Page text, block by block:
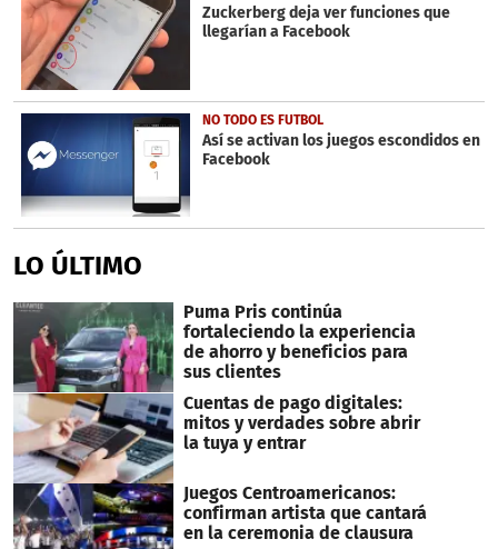
Zuckerberg deja ver funciones que
llegarían a Facebook
NO TODO ES FUTBOL
Así se activan los juegos escondidos en
Facebook
LO ÚLTIMO
Puma Pris continúa
fortaleciendo la experiencia
de ahorro y beneficios para
sus clientes
Cuentas de pago digitales:
mitos y verdades sobre abrir
la tuya y entrar
Juegos Centroamericanos:
confirman artista que cantará
en la ceremonia de clausura